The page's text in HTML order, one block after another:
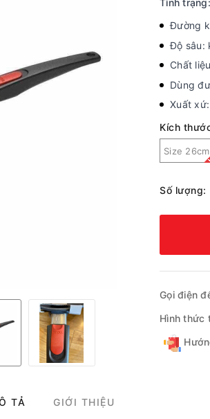
Tình trạng:
Đường
Độ sâu:
Chất
Dùng
Xuất
Kích
Size 26cm
Số lượng:
Gọi điện
Hình thức
TẢ GIỚI THIỆU